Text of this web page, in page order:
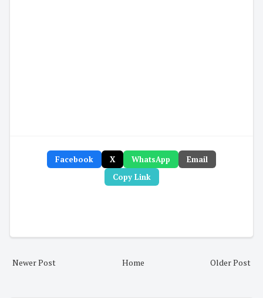
Facebook X WhatsApp
Email
Copy Link
Newer Post Older Post
Home